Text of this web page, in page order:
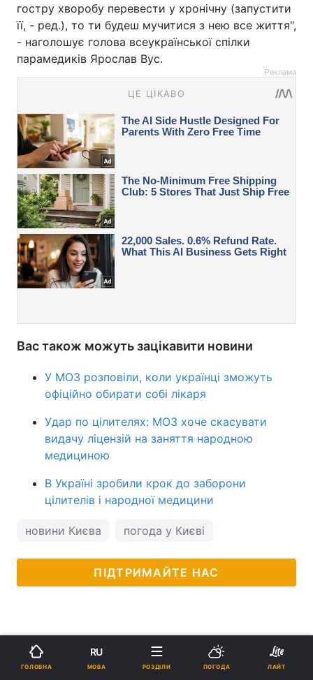
гостру хворобу перевести у хронічну (запустити
її, - ред.), то ти будеш мучитися з нею все життя",
- наголошує голова всеукраїнської спілки
парамедиків Ярослав Вус.
Реклама
Вас також можуть зацікавити новини
У МОЗ розповіли, коли українці зможуть
офіційно обирати собі лікаря
Удар по цілителях: МОЗ хоче скасувати
видачу ліцензій на заняття народною
медициною
В Україні зробили крок до заборони
цілителів і народної медицини
новини Києва погода у Києві
ПІДТРИМАЙТЕ НАС
ГОЛОВНА
RU
МОВА РОЗДІЛИ ПОГОДА ЛАЙТ